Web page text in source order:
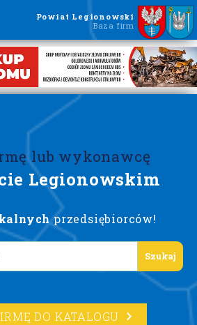
Powiat Legionowski
Baza firm
lub wykonawcę
Legionowskim
przedsiębiorców!
DO KATALOGU